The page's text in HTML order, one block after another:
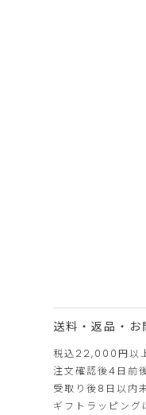
送料・返品・お
税込22,000円以
注文確認後4日前
受取り後8日以内
ギフトラッピング